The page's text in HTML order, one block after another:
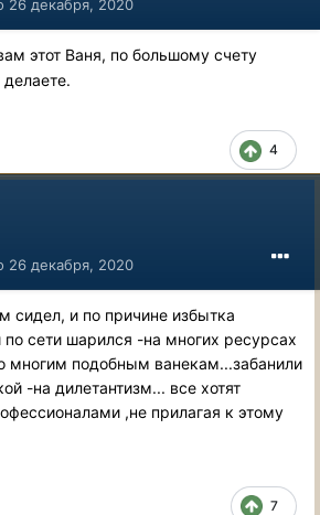
26 декабря, 2020
этот Ваня, по большому счету
4
26 декабря, 2020
сидел, и по причине избытка
сети шарился -на многих ресурсах
многим подобным ванекам...забанили
-на дилетантизм... все хотят
,не прилагая к этому
7